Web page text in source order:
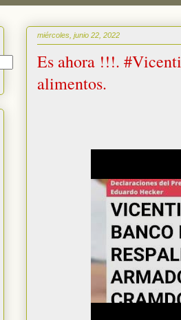
miércoles, junio 22, 2022
Es ahora !!!.
alimentos.